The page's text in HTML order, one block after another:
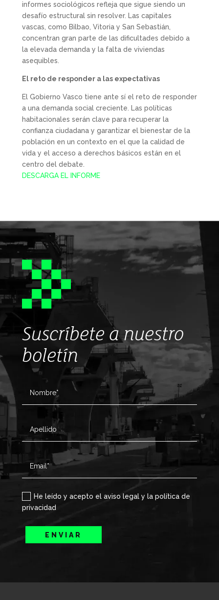
informes sociológicos refleja que sigue siendo un
desafío estructural sin resolver. Las capitales
vascas, como Bilbao, Vitoria y San Sebastián,
concentran gran parte de las dificultades debido a
la elevada demanda y la falta de viviendas
asequibles.
El reto de responder a las expectativas
El Gobierno Vasco tiene ante sí el reto de responder
a una demanda social creciente. Las políticas
habitacionales serán clave para recuperar la
confianza ciudadana y garantizar el bienestar de la
población en un contexto en el que la calidad de
vida y el acceso a derechos básicos están en el
centro del debate.
DESCARGA EL INFORME
Suscríbete a nuestro
boletín
He leído y acepto el aviso legal y la política de
privacidad
ENVIAR